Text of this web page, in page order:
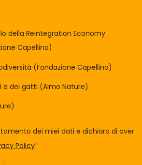
della Reintegration Economy
Capellino)
(Fondazione Capellino)
e dei gatti (Almo Nature)
dei miei dati e dichiaro di aver
Policy*